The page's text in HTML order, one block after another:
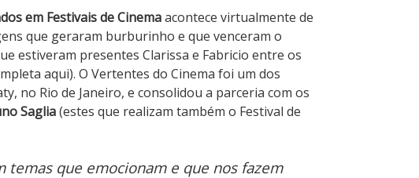
em Festivais de Cinemaacontece virtualmente de
que geraram burburinho e que venceram o
estiveram presentes Clarissa e Fabricio entre os
aqui). O Vertentes do Cinema foi um dos
no Rio de Janeiro, e consolidou a parceria com os
Saglia(estes que realizam também o Festival de
temas que emocionam e que nos fazem